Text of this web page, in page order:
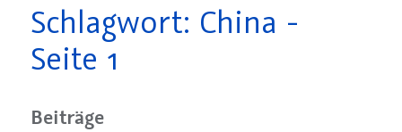
Schlagwort: China -
Seite 1
Beiträge